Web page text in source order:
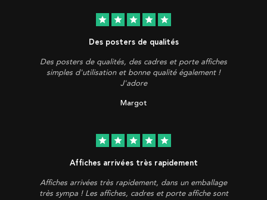
star star star star star
Des posters de qualités
Des posters de qualités, des cadres et porte affiches
simples d'utilisation et bonne qualité également !
J'adore
Margot
star star star star star
Affiches arrivées très rapidement
Affiches arrivées très rapidement, dans un emballage
très sympa ! Les affiches, cadres et porte affiche sont